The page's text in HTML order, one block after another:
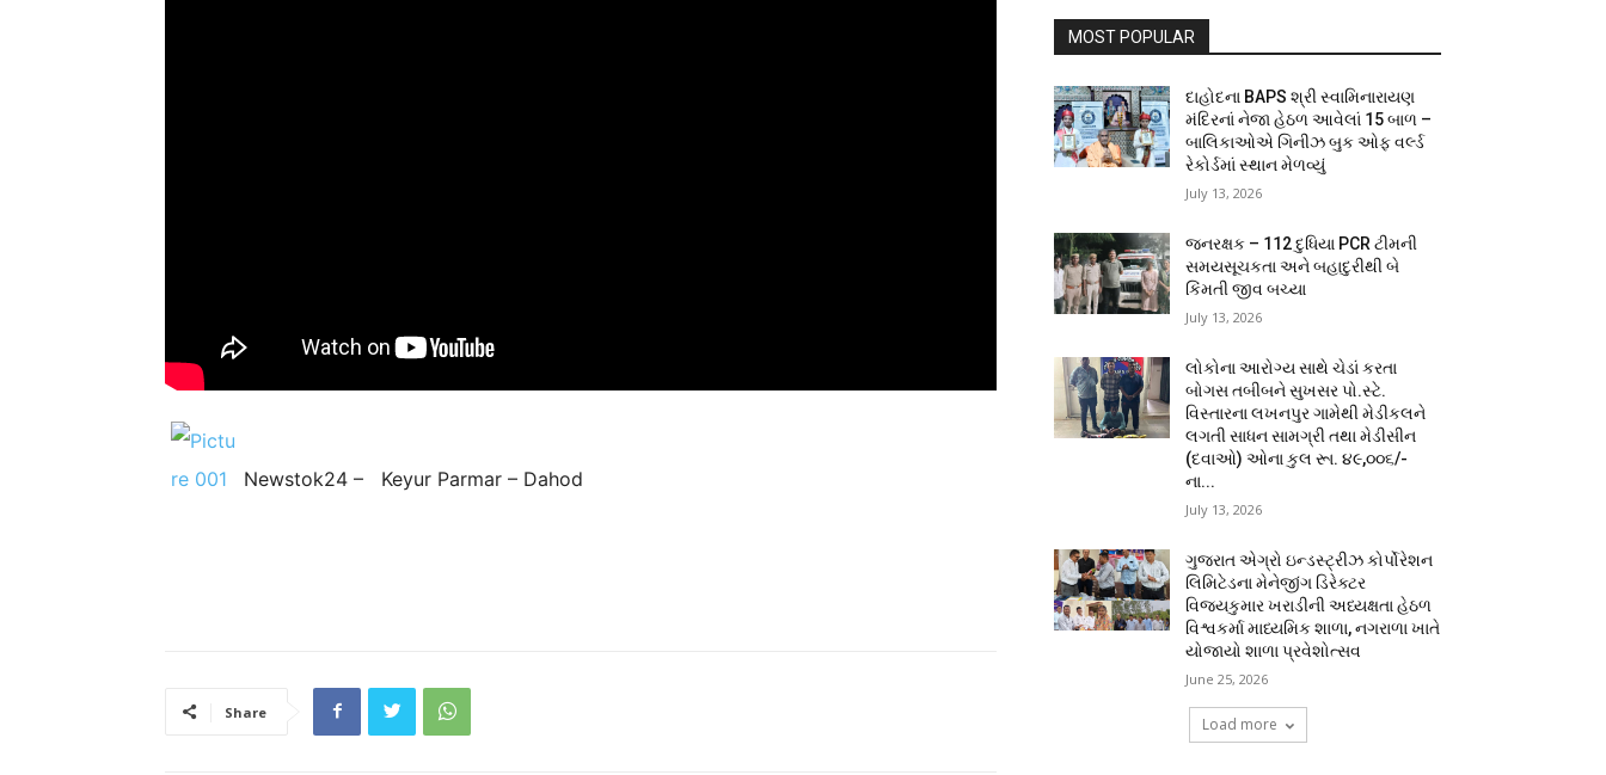
Newstok24 – Keyur Parmar – Dahod
Share
MOST POPULAR
દાહોદના BAPS શ્રી સ્વામિનારાયણ
મંદિરનાં નેજા હેઠળ આવેલાં 15 બાળ –
બાલિકાઓએ ગિનીઝ બુક ઓફ વર્લ્ડ
રેકોર્ડમાં સ્થાન મેળવ્યું
July 13, 2026
જનરક્ષક – 112 દુધિયા PCR ટીમની
સમયસૂચકતા અને બહાદુરીથી બે
કિંમતી જીવ બચ્યા
July 13, 2026
લોકોના આરોગ્ય સાથે ચેડાં કરતા
બોગસ તબીબને સુખસર પો.સ્ટે.
વિસ્તારના લખનપુર ગામેથી મેડીકલને
લગતી સાધન સામગ્રી તથા મેડીસીન
(દવાઓ) ઓના કુલ રૂા. ૪૯,૦૦૬/-
ના...
July 13, 2026
ગુજરાત એગ્રો ઇન્ડસ્ટ્રીઝ કોર્પોરેશન
લિમિટેડના મેનેજીંગ ડિરેક્ટર
વિજયકુમાર ખરાડીની અધ્યક્ષતા હેઠળ
વિશ્વકર્મા માધ્યમિક શાળા, નગરાળા ખાતે
યોજાયો શાળા પ્રવેશોત્સવ
June 25, 2026
Load more